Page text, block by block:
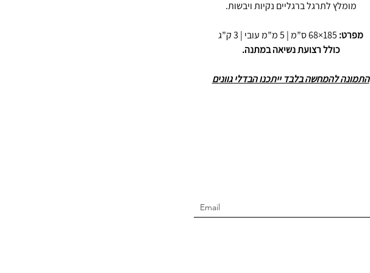
מומלץ לתרגל ברגליים נקיות ויבשות.
מפרט:
כולל רצועת נשיאה במתנה.
התמונה להמחשה בלבד ייתכנו הבדלי גוונים